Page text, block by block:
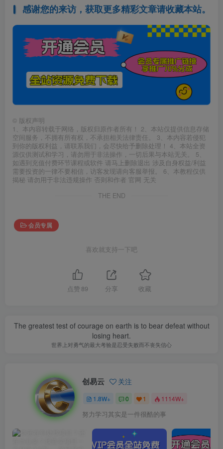
感谢您的来访，获取更多精彩文章请收藏本站。
© 版权声明
1、本内容转载于网络，版权归原作者所有！ 2、本站仅提供信息存储
空间服务，不拥有所有权，不承担相关法律责任。 3、本内容若侵犯
到你的版权利益，请联系我们，会尽快给予删除处理！ 4、本站全资
源仅供测试和学习，请勿用于非法操作，一切后果与本站无关。 5、
如遇到充值付费环节课程或软件 请马上删除退出 涉及自身权益/利益
需要投资的一律不要相信，访客发现请向客服举报。 6、本教程仅供
揭秘 请勿用于非法违规操作 否则和作者 官网 无关
THE END
会员专属
喜欢就支持一下吧
点赞 89 分享 收藏
The greatest test of courage on earth is to bear defeat without
losing heart.
世界上对勇气的最大考验是忍受失败而不丧失信心
创易云 关注
1.8W+ 0 1 1114W+
努力学习其实是一件很酷的事